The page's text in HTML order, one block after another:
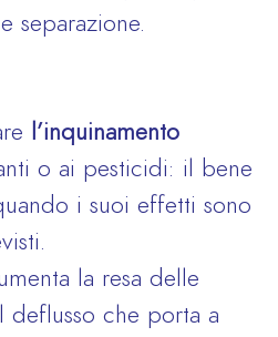
separazione.
l’inquinamento
o ai pesticidi: il bene
i suoi effetti sono
la resa delle
che porta a